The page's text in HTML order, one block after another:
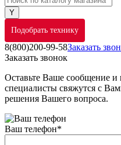
Подобрать технику
8(800)200-99-58Заказать
Заказать звонок
Оставьте Ваше сообщение
специалисты свяжутся с
решения Вашего вопроса.
Ваш телефон*